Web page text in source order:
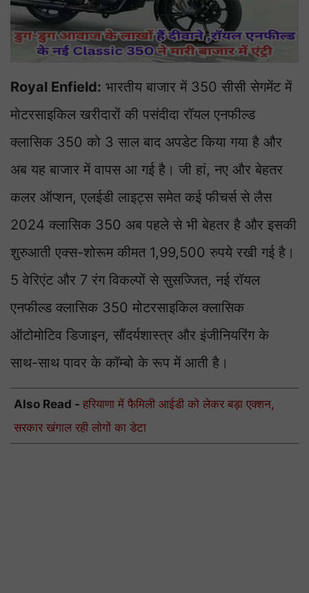
Royal Enfield: भारतीय बाजार में 350 सीसी सेगमेंट में
मोटरसाइकिल खरीदारों की पसंदीदा रॉयल एनफील्ड
क्लासिक 350 को 3 साल बाद अपडेट किया गया है और
अब यह बाजार में वापस आ गई है। जी हां, नए और बेहतर
कलर ऑप्शन, एलईडी लाइट्स समेत कई फीचर्स से लैस
2024 क्लासिक 350 अब पहले से भी बेहतर है और इसकी
शुरुआती एक्स-शोरूम कीमत 1,99,500 रुपये रखी गई है।
5 वेरिएंट और 7 रंग विकल्पों से सुसज्जित, नई रॉयल
एनफील्ड क्लासिक 350 मोटरसाइकिल क्लासिक
ऑटोमोटिव डिजाइन, सौंदर्यशास्त्र और इंजीनियरिंग के
साथ-साथ पावर के कॉम्बो के रूप में आती है।
Also Read - हरियाणा में फैमिली आईडी को लेकर बड़ा एक्शन,
सरकार खंगाल रही लोगों का डेटा